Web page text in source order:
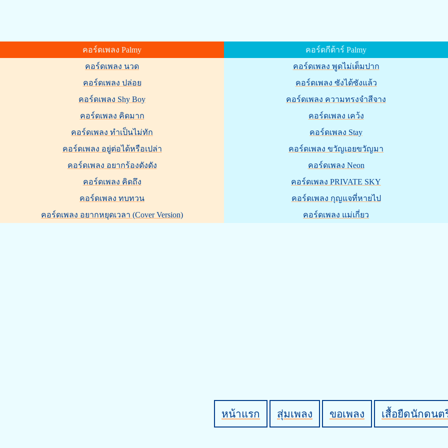
คอร์ดเพลง Palmy
คอร์ดเพลง นวด
คอร์ดเพลง ปล่อย
คอร์ดเพลง Shy Boy
คอร์ดเพลง คิดมาก
คอร์ดเพลง ทำเป็นไม่ทัก
คอร์ดเพลง อยู่ต่อได้หรือเปล่า
คอร์ดเพลง อยากร้องดังดัง
คอร์ดเพลง คิดถึง
คอร์ดเพลง ทบทวน
คอร์ดเพลง อยากหยุดเวลา (Cover Version)
คอร์ดกีต้าร์ Palmy
คอร์ดเพลง พูดไม่เต็มปาก
คอร์ดเพลง ซังได้ซังแล้ว
คอร์ดเพลง ความทรงจำสีจาง
คอร์ดเพลง เคว้ง
คอร์ดเพลง Stay
คอร์ดเพลง ขวัญเอยขวัญมา
คอร์ดเพลง Neon
คอร์ดเพลง PRIVATE SKY
คอร์ดเพลง กุญแจที่หายไป
คอร์ดเพลง แม่เกี่ยว
หน้าแรก สุ่มเพลง ขอเพลง เสื้อยืดนักดนต